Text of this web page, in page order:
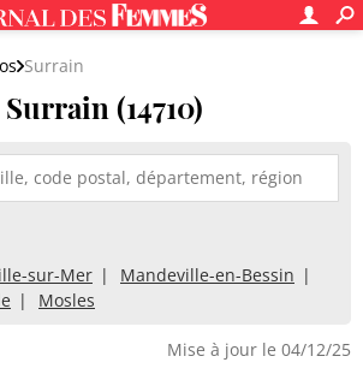
Surrain
(14710)
sur-Mer
Mandeville-en-Bessin
Mosles
Mise à jour le 04/12/25